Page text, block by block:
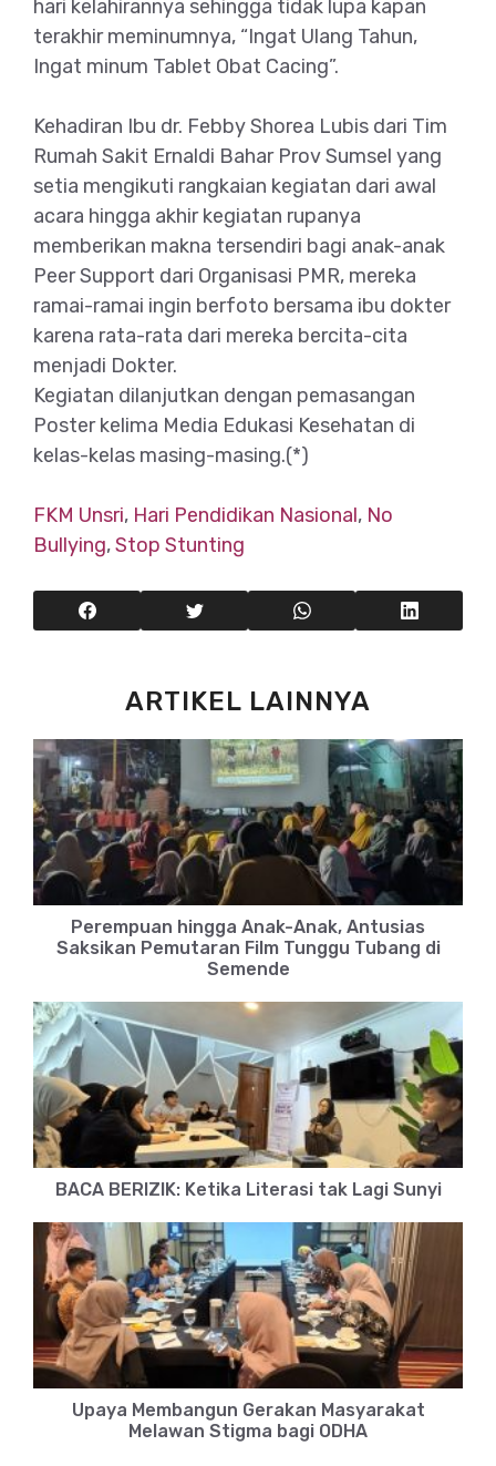
hari kelahirannya sehingga tidak lupa kapan
terakhir meminumnya, “Ingat Ulang Tahun,
Ingat minum Tablet Obat Cacing”.
Kehadiran Ibu dr. Febby Shorea Lubis dari Tim
Rumah Sakit Ernaldi Bahar Prov Sumsel yang
setia mengikuti rangkaian kegiatan dari awal
acara hingga akhir kegiatan rupanya
memberikan makna tersendiri bagi anak-anak
Peer Support dari Organisasi PMR, mereka
ramai-ramai ingin berfoto bersama ibu dokter
karena rata-rata dari mereka bercita-cita
menjadi Dokter.
Kegiatan dilanjutkan dengan pemasangan
Poster kelima Media Edukasi Kesehatan di
kelas-kelas masing-masing.(*)
FKM Unsri, Hari Pendidikan Nasional, No
Bullying,Stop Stunting
ARTIKEL LAINNYA
Perempuan hingga Anak-Anak, Antusias
Saksikan Pemutaran Film Tunggu Tubang di
Semende
BACA BERIZIK: Ketika Literasi tak Lagi Sunyi
Upaya Membangun Gerakan Masyarakat
Melawan Stigma bagi ODHA